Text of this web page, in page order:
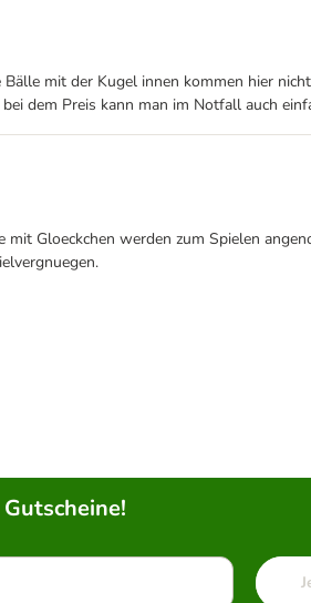
mit der Kugel innen kommen hier
dem Preis kann man im Notfall auch
Gloeckchen werden zum Spielen